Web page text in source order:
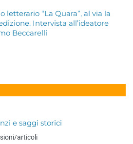
letterario “La Quara”, al via la
Intervista all’ideatore
Beccarelli
e saggi storici
articoli